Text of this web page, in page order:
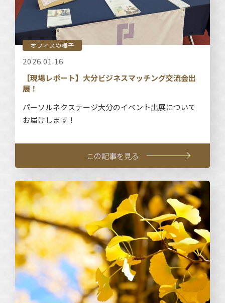
オフィスの様子
2026.01.16
【現場レポート】大分ビジネスマッチング交流会出
展！
パーソルネクステージ大分のイベント出展について
お届けします！
この記事を見る